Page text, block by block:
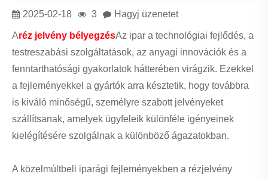
2025-02-18 3 Hagyj üzenetet
Aréz jelvény bélyegzésAz ipar a technológiai fejlődés, a
testreszabási szolgáltatások, az anyagi innovációk és a
fenntarthatósági gyakorlatok hátterében virágzik. Ezekkel
a fejleményekkel a gyártók arra késztetik, hogy továbbra
is kiváló minőségű, személyre szabott jelvényeket
szállítsanak, amelyek ügyfeleik különféle igényeinek
kielégítésére szolgálnak a különböző ágazatokban.
A közelmúltbeli iparági fejleményekben a rézjelvény